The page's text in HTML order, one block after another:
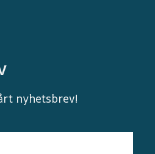
nyhetsbrev!